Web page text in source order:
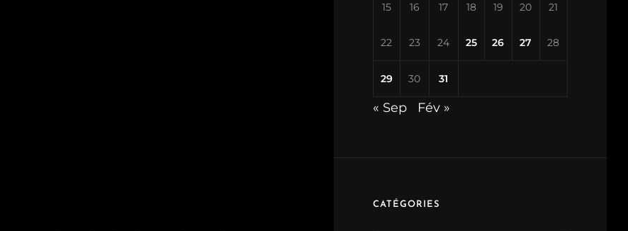
15 16 17 18 19 20 21
22 23 24 25 26 27 28
29 30 31
« Sep Fév »
CATÉGORIES